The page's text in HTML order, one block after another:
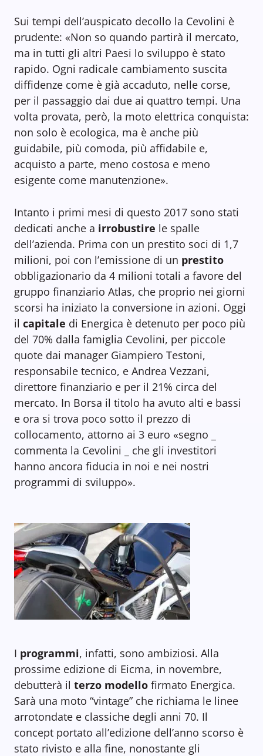
Sui tempi dell’auspicato decollo la Cevolini è
prudente: «Non so quando partirà il mercato,
ma in tutti gli altri Paesi lo sviluppo è stato
rapido. Ogni radicale cambiamento suscita
diffidenze come è già accaduto, nelle corse,
per il passaggio dai due ai quattro tempi. Una
volta provata, però, la moto elettrica conquista:
non solo è ecologica, ma è anche più
guidabile, più comoda, più affidabile e,
acquisto a parte, meno costosa e meno
esigente come manutenzione».
Intanto i primi mesi di questo 2017 sono stati
dedicati anche a irrobustire le spalle
dell’azienda. Prima con un prestito soci di 1,7
milioni, poi con l’emissione di un prestito
obbligazionario da 4 milioni totali a favore del
gruppo finanziario Atlas, che proprio nei giorni
scorsi ha iniziato la conversione in azioni. Oggi
il capitale di Energica è detenuto per poco più
del 70% dalla famiglia Cevolini, per piccole
quote dai manager Giampiero Testoni,
responsabile tecnico, e Andrea Vezzani,
direttore finanziario e per il 21% circa del
mercato. In Borsa il titolo ha avuto alti e bassi
e ora si trova poco sotto il prezzo di
collocamento, attorno ai 3 euro «segno _
commenta la Cevolini _ che gli investitori
hanno ancora fiducia in noi e nei nostri
programmi di sviluppo».
I programmi, infatti, sono ambiziosi. Alla
prossime edizione di Eicma, in novembre,
debutterà il terzo modello firmato Energica.
Sarà una moto “vintage” che richiama le linee
arrotondate e classiche degli anni 70. Il
concept portato all’edizione dell’anno scorso è
stato rivisto e alla fine, nonostante gli